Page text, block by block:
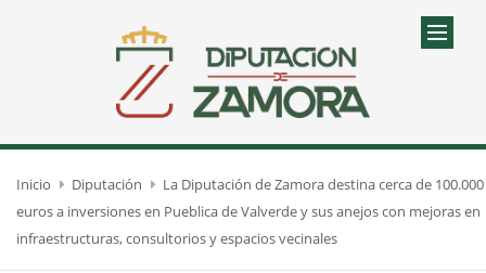
Inicio Diputación
La Diputación de Zamora destina cerca de 100.000
euros a inversiones en Pueblica de Valverde y sus anejos con mejoras en
infraestructuras, consultorios y espacios vecinales